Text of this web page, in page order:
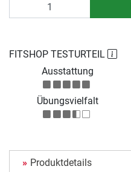
FITSHOP TESTURTEIL
Ausstattung
Übungsvielfalt
Produktdetails